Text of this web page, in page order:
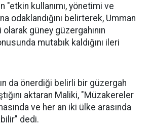
"etkin kullanımı, yönetimi ve
odaklandığını belirterek, Umman
güney güzergahının
mutabık kaldığını ileri
da önerdiği belirli bir güzergah
aktaran Maliki, "Müzakereler
ve her an iki ülke arasında
dedi.